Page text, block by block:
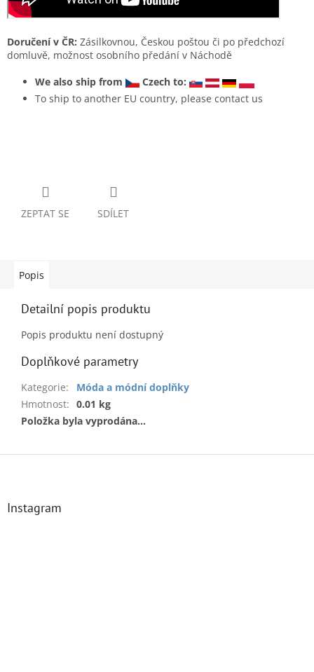
Doručení v ČR: Zásilkovnou, Českou poštou či po předchozí
domluvě, možnost osobního předání v Náchodě
We also ship from
Czech to:
To ship to another EU country, please contact us
ZEPTAT SE SDÍLET
Popis
Detailní popis produktu
Popis produktu není dostupný
Doplňkové parametry
Kategorie:
Móda a módní doplňky
Hmotnost: 0.01 kg
Položka byla vyprodána…
Z
Instagram